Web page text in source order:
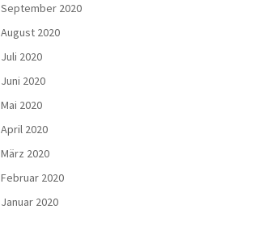
September 2020
August 2020
Juli 2020
Juni 2020
Mai 2020
April 2020
März 2020
Februar 2020
Januar 2020